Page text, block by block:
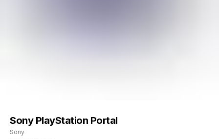
Sony PlayStation Portal
Sony